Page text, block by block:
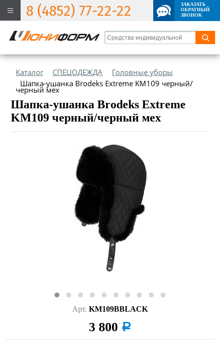
8 (4852) 77-22-22
ЗАКАЗАТЬ
ОБРАТНЫЙ
ЗВОНОК
Каталог СПЕЦОДЕЖДА
Головные уборы
Шапка-ушанка Brodeks Extreme KM109 черный/
черный мех
Шапка-ушанка Brodeks Extreme
KM109 черный/черный мех
Арт. KM109BBLACK
3 800 a